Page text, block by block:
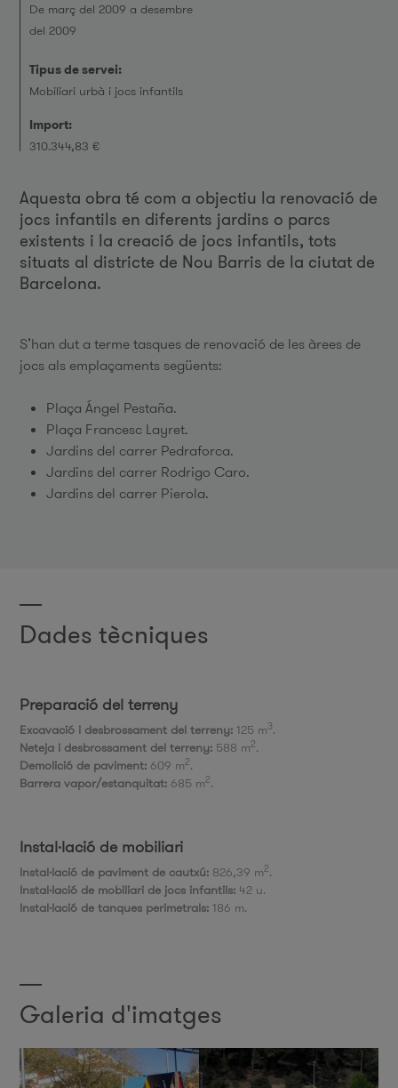
De març del 2009 a desembre
del 2009
Tipus de servei:
Mobiliari urbà i jocs infantils
Import:
310.344,83 €
Aquesta obra té com a objectiu la renovació de
jocs infantils en diferents jardins o parcs
existents i la creació de jocs infantils, tots
situats al districte de Nou Barris de la ciutat de
Barcelona.
S’han dut a terme tasques de renovació de les àrees de
jocs als emplaçaments següents:
Plaça Ángel Pestaña.
Plaça Francesc Layret.
Jardins del carrer Pedraforca.
Jardins del carrer Rodrigo Caro.
Jardins del carrer Pierola.
Dades tècniques
Preparació del terreny
Excavació i desbrossament del terreny: 125 m3.
Neteja i desbrossament del terreny: 588 m2.
Demolició de paviment: 609 m2.
Barrera vapor/estanquitat: 685 m2.
Instal·lació de mobiliari
Instal·lació de paviment de cautxú: 826,39 m2.
Instal·lació de mobiliari de jocs infantils: 42 u.
Instal·lació de tanques perimetrals: 186 m.
Galeria d'imatges